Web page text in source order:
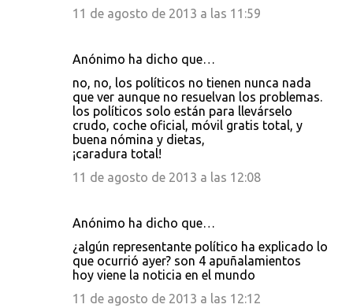
11 de agosto de 2013 a las 11:59
Anónimo ha dicho que…
no, no, los políticos no tienen nunca nada
que ver aunque no resuelvan los problemas.
los políticos solo están para llevárselo
crudo, coche oficial, móvil gratis total, y
buena nómina y dietas,
¡caradura total!
11 de agosto de 2013 a las 12:08
Anónimo ha dicho que…
¿algún representante político ha explicado lo
que ocurrió ayer? son 4 apuñalamientos
hoy viene la noticia en el mundo
11 de agosto de 2013 a las 12:12